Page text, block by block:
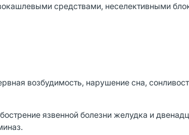
средствами, неселективными
возбудимость, нарушение сна,
язвенной болезни желудка и